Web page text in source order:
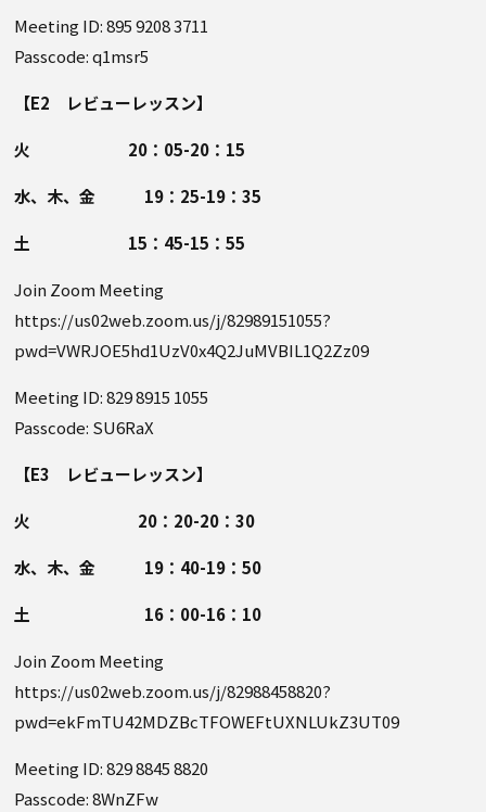
Meeting ID: 895 9208 3711
Passcode: q1msr5
【E2 レビューレッスン】
火 20：05-20：15
水、木、金 19：25-19：35
土 15：45-15：55
Join Zoom Meeting
https://us02web.zoom.us/j/82989151055?
pwd=VWRJOE5hd1UzV0x4Q2JuMVBIL1Q2Zz09
Meeting ID: 829 8915 1055
Passcode: SU6RaX
【E3 レビューレッスン】
火 20：20-20：30
水、木、金 19：40-19：50
土 16：00-16：10
Join Zoom Meeting
https://us02web.zoom.us/j/82988458820?
pwd=ekFmTU42MDZBcTFOWEFtUXNLUkZ3UT09
Meeting ID: 829 8845 8820
Passcode: 8WnZFw